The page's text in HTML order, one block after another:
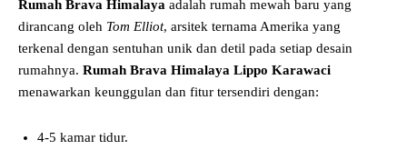
Rumah Brava Himalaya adalah rumah mewah baru yang
dirancang oleh Tom Elliot, arsitek ternama Amerika yang
terkenal dengan sentuhan unik dan detil pada setiap desain
rumahnya. Rumah Brava Himalaya Lippo Karawaci
menawarkan keunggulan dan fitur tersendiri dengan:
4-5 kamar tidur.